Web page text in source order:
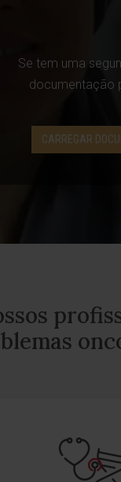
Se tem uma
documentação
CARREGAR